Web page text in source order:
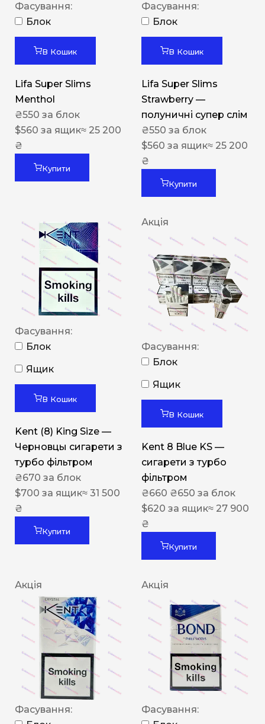
Фасування:
Блок
В Кошик
Lifa Super Slims
Menthol
₴550 за блок
$560 за ящик≈ 25 200
₴
Купити
Фасування:
Блок
В Кошик
Lifa Super Slims
Strawberry —
полуничні супер слім
₴550 за блок
$560 за ящик≈ 25 200
₴
Купити
Фасування:
Блок
Ящик
В Кошик
Kent (8) King Size —
Черновцы сигарети з
турбо фільтром
₴670 за блок
$700 за ящик≈ 31 500
₴
Купити
Акція
Фасування:
Блок
Ящик
В Кошик
Kent 8 Blue KS —
сигарети з турбо
фільтром
₴660 ₴650 за блок
$620 за ящик≈ 27 900
₴
Купити
Акція
Фасування:
Акція
Фасування: